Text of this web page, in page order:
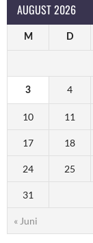
AUGUST 2026
M D
« Juni
3 4
10 11
17 18
24 25
31